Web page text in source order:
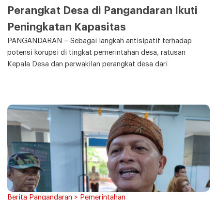
Perangkat Desa di Pangandaran Ikuti
Peningkatan Kapasitas
PANGANDARAN – Sebagai langkah antisipatif terhadap
potensi korupsi di tingkat pemerintahan desa, ratusan
Kepala Desa dan perwakilan perangkat desa dari
Berita Pangandaran > Pemerintahan